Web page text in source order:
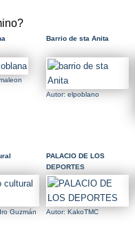
Barrio de sta Anita
Autor: elpoblano
Guzmán
PALACIO DE LOS
DEPORTES
Autor: KakoTMC